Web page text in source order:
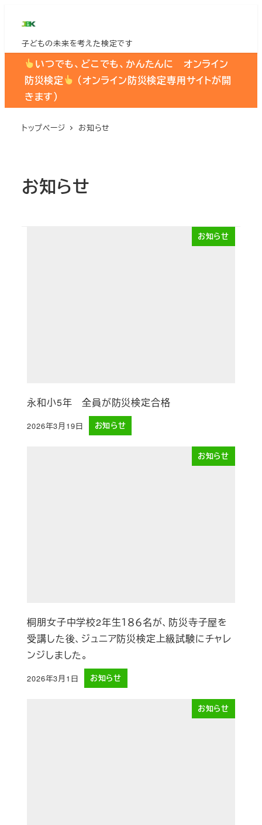
ン
子どもの未来を考えた検定です
いつでも、どこでも、かんたんに オンライン
防災検定
（オンライン防災検定専用サイトが開
きます）
トップページ お知らせ
お知らせ
お知らせ
永和小5年 全員が防災検定合格
投稿日
2026年3月19日 お知らせ
お知らせ
桐朋女子中学校2年生１８６名が、防災寺子屋を
受講した後、ジュニア防災検定上級試験にチャレ
ンジしました。
投稿日
2026年3月1日 お知らせ
お知らせ